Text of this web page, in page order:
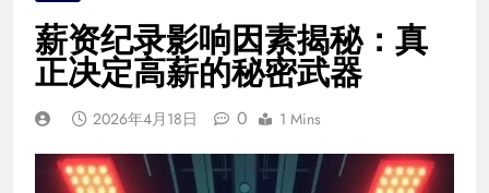
薪资纪录影响因素揭秘：真
正决定高薪的秘密武器
2026年4月18日 0 1 Mins